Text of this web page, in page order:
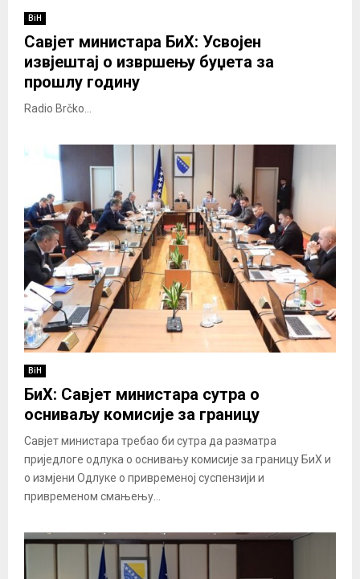
BiH
Савјет министара БиХ: Усвојен
извјештај о извршењу буџета за
прошлу годину
Radio Brčko...
BiH
БиХ: Савјет министара сутра о
осниваљу комисије за границу
Савјет министара требао би сутра да разматра
приједлоге одлука о оснивању комисије за границу БиХ и
о измјени Одлуке о привременој суспензији и
привременом смањењу...